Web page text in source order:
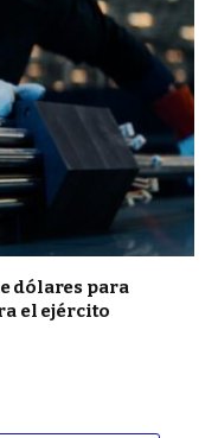
dólares para
el ejército